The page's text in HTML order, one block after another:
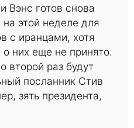
Вэнс готов снова
на этой неделе для
с иранцами, хотя
них еще не принято.
второй раз будут
посланник Стив
зять президента,